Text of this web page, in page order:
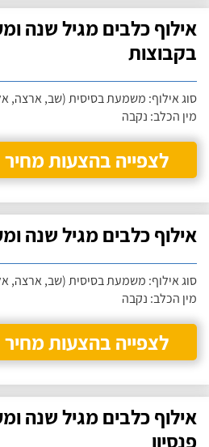
אילוף כלבים מגיל שנה
בקבוצות
סוג אילוף: משמעת בסיסית (שב, ארצה,
מין הכלב: נקבה
לצפייה בהצעות מחיר
אילוף כלבים מגיל שנה
סוג אילוף: משמעת בסיסית (שב, ארצה,
מין הכלב: נקבה
לצפייה בהצעות מחיר
אילוף כלבים מגיל שנה
פנסיון